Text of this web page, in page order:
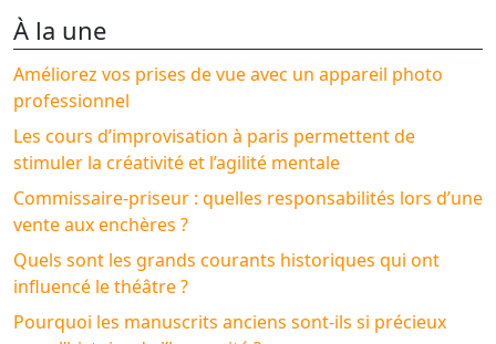
À la une
Améliorez vos prises de vue avec un appareil photo
professionnel
Les cours d’improvisation à paris permettent de
stimuler la créativité et l’agilité mentale
Commissaire-priseur : quelles responsabilités lors d’une
vente aux enchères ?
Quels sont les grands courants historiques qui ont
influencé le théâtre ?
Pourquoi les manuscrits anciens sont-ils si précieux